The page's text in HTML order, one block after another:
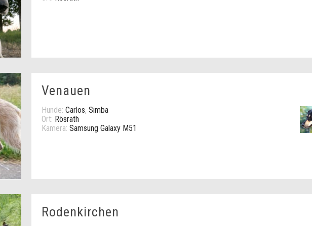
Venauen
Hunde: Carlos, Simba
Ort: Rösrath
Kamera: Samsung Galaxy M51
Rodenkirchen